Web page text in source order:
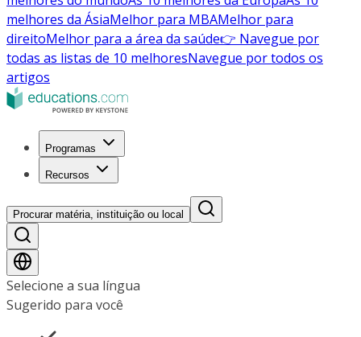
melhores da ÁsiaMelhor para MBAMelhor para
direitoMelhor para a área da saúde👉 Navegue por
todas as listas de 10 melhoresNavegue por todos os
artigos
Programas
Recursos
Procurar matéria, instituição ou local
Selecione a sua língua
Sugerido para você